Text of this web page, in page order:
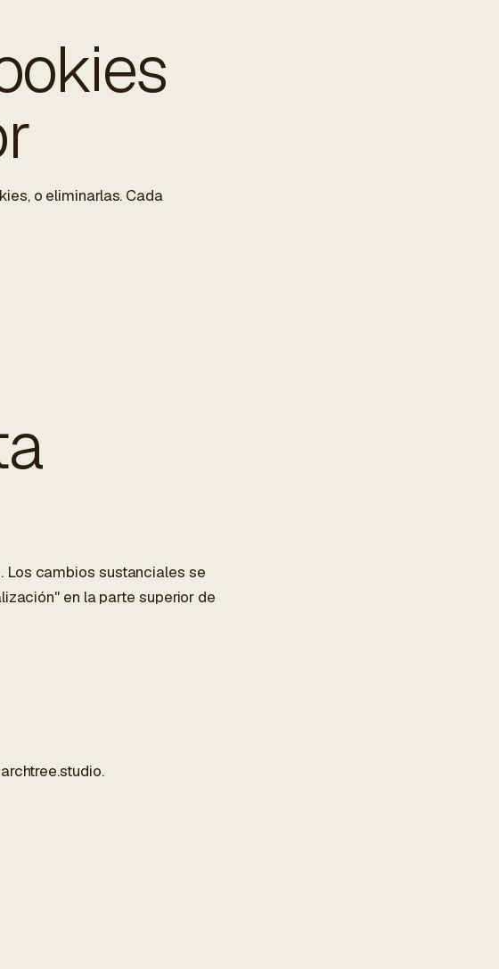
o eliminarlas. Cada
Los cambios sustanciales se
en la parte superior de
.